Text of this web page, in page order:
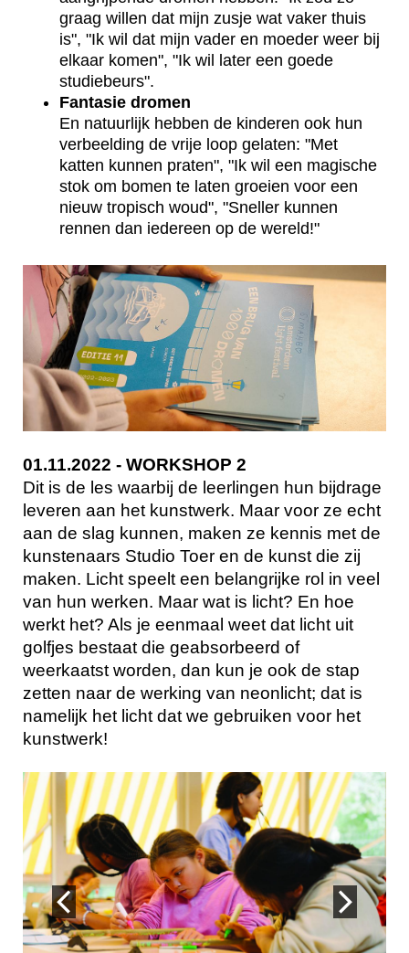
graag willen dat mijn zusje wat vaker thuis
is", "Ik wil dat mijn vader en moeder weer bij
elkaar komen", "Ik wil later een goede
studiebeurs".
Fantasie dromen
En natuurlijk hebben de kinderen ook hun
verbeelding de vrije loop gelaten: "Met
katten kunnen praten", "Ik wil een magische
stok om bomen te laten groeien voor een
nieuw tropisch woud", "Sneller kunnen
rennen dan iedereen op de wereld!"
01.11.2022 - WORKSHOP 2
Dit is de les waarbij de leerlingen hun bijdrage
leveren aan het kunstwerk. Maar voor ze echt
aan de slag kunnen, maken ze kennis met de
kunstenaars Studio Toer en de kunst die zij
maken. Licht speelt een belangrijke rol in veel
van hun werken. Maar wat is licht? En hoe
werkt het? Als je eenmaal weet dat licht uit
golfjes bestaat die geabsorbeerd of
weerkaatst worden, dan kun je ook de stap
zetten naar de werking van neonlicht; dat is
namelijk het licht dat we gebruiken voor het
kunstwerk!